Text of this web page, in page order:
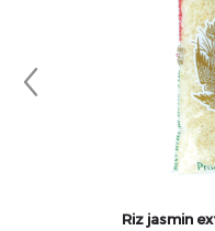
Riz jasmin